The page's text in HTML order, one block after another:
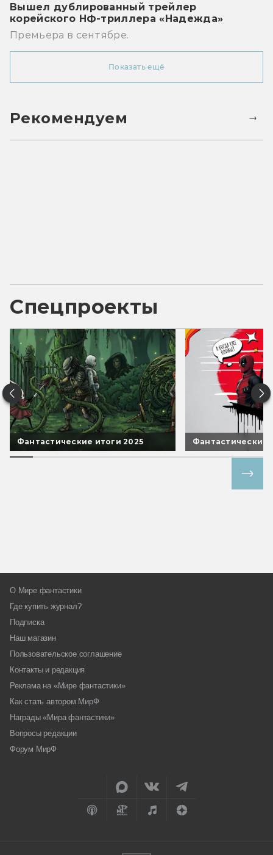
Вышел дублированный трейлер
корейского НФ-триллера «Надежда»
Премьера в сентябре.
Показать ещё
Рекомендуем
Спецпроекты
Фантастические итоги 2025 Фантастические
О Мире фантастики
Где купить журнал?
Подписка
Наш магазин
Пользовательское соглашение
Контакты и редакция
Реклама на «Мире фантастики»
Как стать автором МирФ
Награды «Мира фантастики»
Вопросы редакции
Форум МирФ